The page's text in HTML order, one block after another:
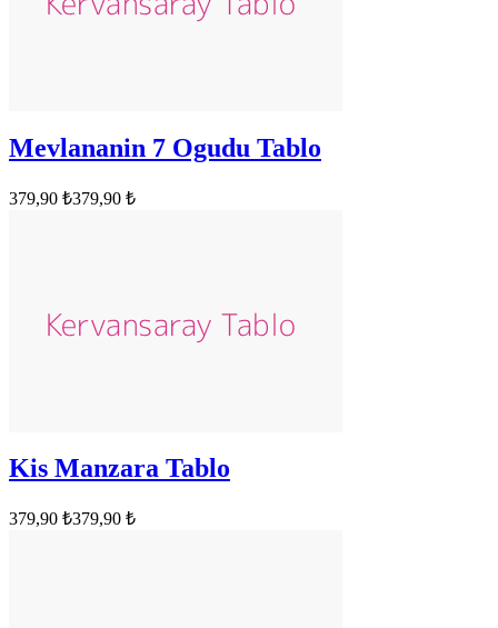
Mevlananin 7 Ogudu Tablo
379,90 ₺379,90 ₺
Kis Manzara Tablo
379,90 ₺379,90 ₺